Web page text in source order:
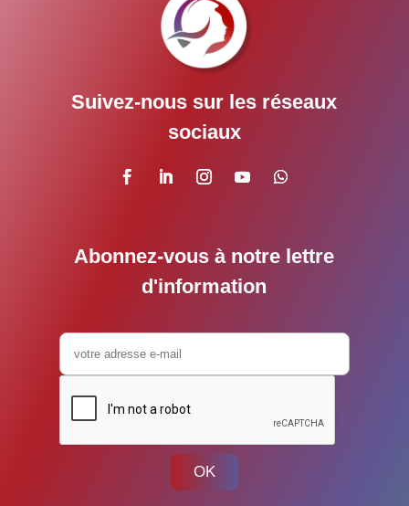
Suivez-nous sur les réseaux
sociaux
Abonnez-vous à notre lettre
d'information
OK